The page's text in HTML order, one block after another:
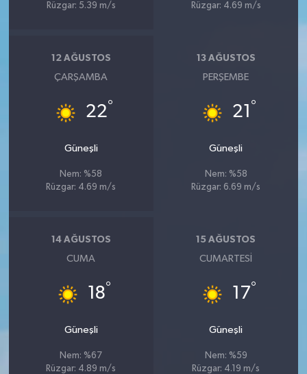
Rüzgar: 5.39 m/s
Rüzgar: 4.69 m/s
12 AĞUSTOS
ÇARŞAMBA
22°
Güneşli
Nem: %58
Rüzgar: 4.69 m/s
13 AĞUSTOS
PERŞEMBE
21 °
Güneşli
Nem: %58
Rüzgar: 6.69 m/s
14 AĞUSTOS
CUMA
18°
Güneşli
Nem: %67
Rüzgar: 4.89 m/s
15 AĞUSTOS
CUMARTESI
17°
Güneşli
Nem: %59
Rüzgar: 4.19 m/s